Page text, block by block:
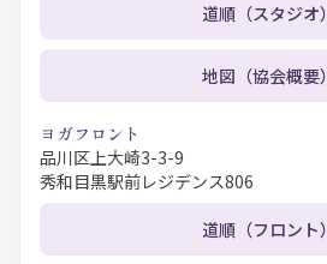
道順（スタジオ）
地図（協会概要）
ヨガフロント
品川区上大崎3-3-9
秀和目黒駅前レジデンス806
道順（フロント）